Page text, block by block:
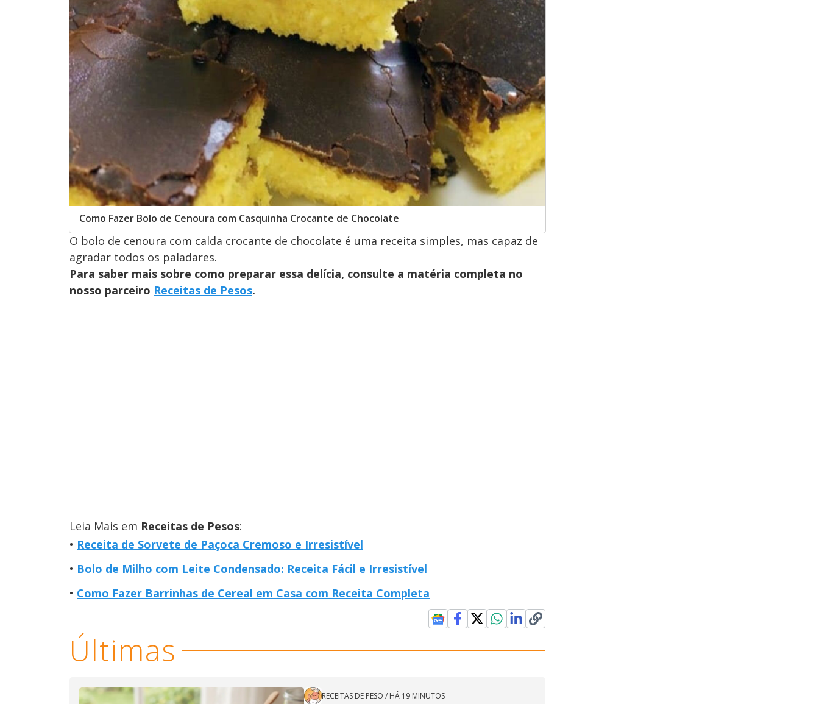
Como Fazer Bolo de Cenoura com Casquinha Crocante de Chocolate
O bolo de cenoura com calda crocante de chocolate é uma receita simples, mas capaz de
agradar todos os paladares.
Para saber mais sobre como preparar essa delícia, consulte a matéria completa no
nosso parceiro Receitas de Pesos.
Leia Mais em Receitas de Pesos:
Receita de Sorvete de Paçoca Cremoso e Irresistível
Bolo de Milho com Leite Condensado: Receita Fácil e Irresistível
Como Fazer Barrinhas de Cereal em Casa com Receita Completa
Últimas
RECEITAS DE PESO / HÁ 19 MINUTOS